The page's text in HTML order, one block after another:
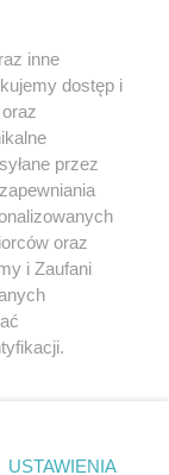
z nami
inne
dostęp i
przez
oraz
i Zaufani
prywatności
USTAWIENIA